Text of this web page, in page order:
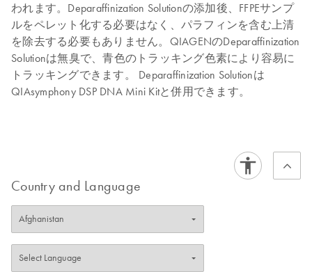
われます。Deparaffinization Solutionの添加後、FFPEサンプ
ルをペレット化する必要はなく、パラフィンを含む上清
を除去する必要もありません。QIAGENのDeparaffinization
Solutionは無臭で、青色のトラッキング色素により容易に
トラッキングできます。 Deparaffinization Solutionは
QIAsymphony DSP DNA Mini Kitと併用できます。
Country and Language